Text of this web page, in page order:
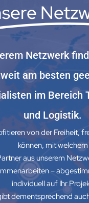
Netzwerk
am besten
im Bereich
und Logistik.
von der Freiheit,
können, mit welchem
aus unserem
–
individuell auf Ihr
dementsprechend